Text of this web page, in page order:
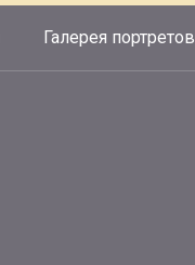
Галерея портретов